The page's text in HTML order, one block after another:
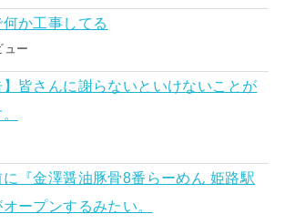
か工事してる
ュー
】皆さんに謝らないといけないことが
『金澤醤油豚骨8番らーめん 姫路駅
ープンするみたい。